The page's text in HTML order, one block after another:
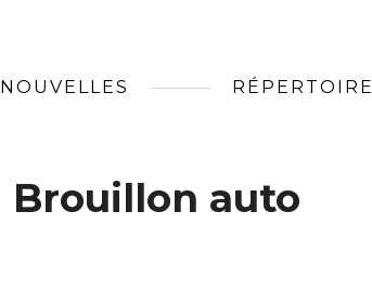
NOUVELLES RÉPERTOIRE
Brouillon auto